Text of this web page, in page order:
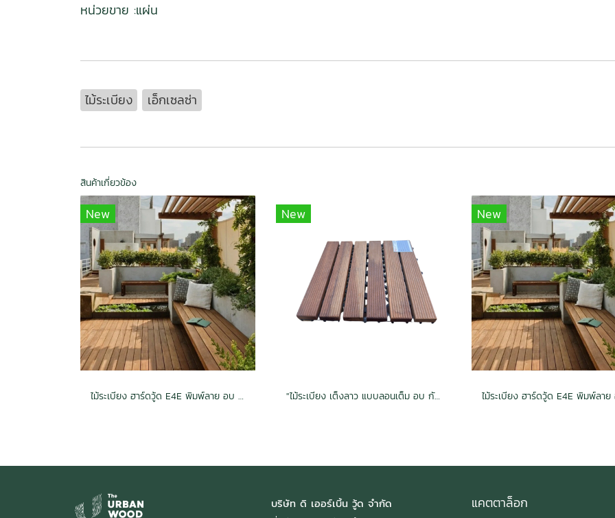
หน่วยขาย :แผ่น
ไม้ระเบียง เอ็กเซลซ่า
สินค้าเกี่ยวข้อง
New
ไม้ระเบียง ฮาร์ดวู้ด E4E พิมพ์ลาย อบ กันปลวก H3.2 สีวอลนัท 1.5x6x2.0(28mm.x130mm.)
New
"ไม้ระเบียง เต็งลาว แบบลอนเต็ม อบ กันปลวก H3.2 25x300x300mm."
New
บริษัท ดิ เออร์เบิ้น วู้ด จำกัด
แคตตาล็อก